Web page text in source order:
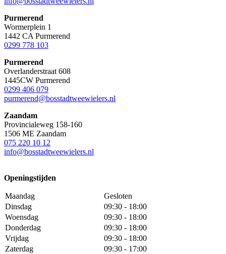
Purmerend
Wormerplein 1
1442 CA Purmerend
0299 778 103
Purmerend
Overlanderstraat 608
1445CW Purmerend
0299 406 079
purmerend@bosstadtweewielers.nl
Zaandam
Provincialeweg 158-160
1506 ME Zaandam
075 220 10 12
info@bosstadtweewielers.nl
Openingstijden
Maandag
Gesloten
Dinsdag
09:30 - 18:00
Woensdag
09:30 - 18:00
Donderdag
09:30 - 18:00
Vrijdag
09:30 - 18:00
Zaterdag
09:30 - 17:00